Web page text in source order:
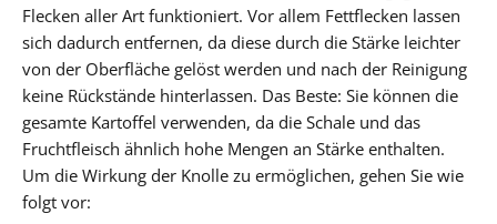
Flecken aller Art funktioniert. Vor allem Fettflecken lassen
sich dadurch entfernen, da diese durch die Stärke leichter
von der Oberfläche gelöst werden und nach der Reinigung
keine Rückstände hinterlassen. Das Beste: Sie können die
gesamte Kartoffel verwenden, da die Schale und das
Fruchtfleisch ähnlich hohe Mengen an Stärke enthalten.
Um die Wirkung der Knolle zu ermöglichen, gehen Sie wie
folgt vor: